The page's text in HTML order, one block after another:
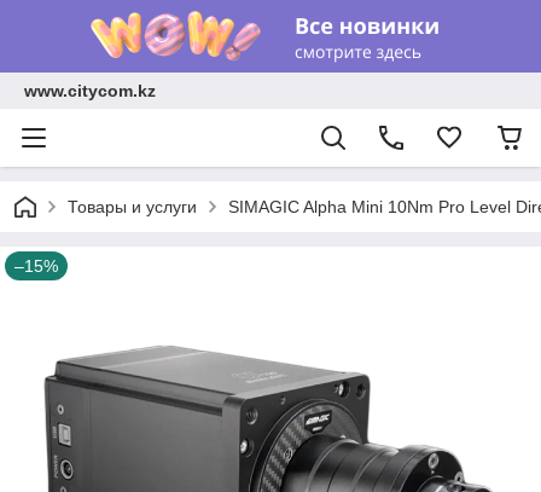
www.citycom.kz
Товары и услуги SIMAGIC Alpha Mini 10Nm Pro Level
–15%